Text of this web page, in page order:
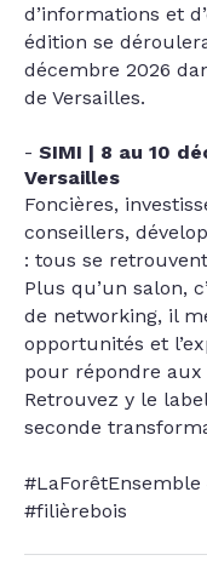
d’informations et
édition se
décembre 2026
de Versailles.
SIMI | 8 au 10
Versailles
Foncières,
conseillers,
: tous se
Plus qu’un salon,
de networking, il
opportunités et
pour répondre aux
Retrouvez y le
seconde
#filièrebois